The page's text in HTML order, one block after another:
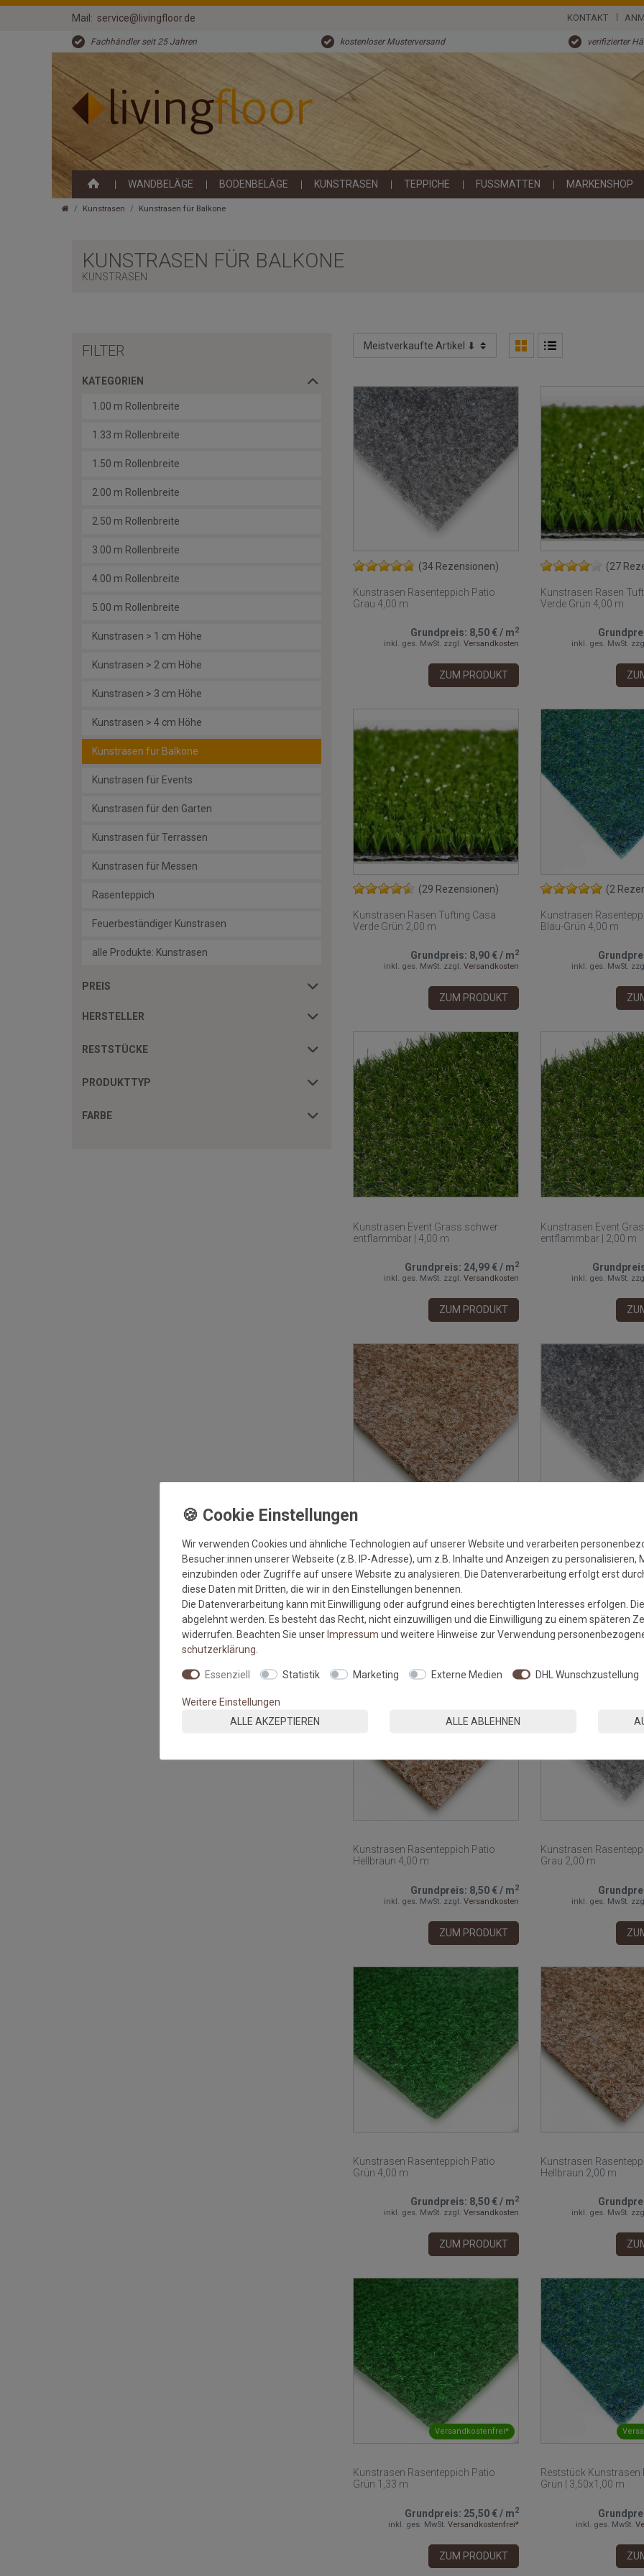
Mail: service@livingfloor.de KONTAKT
Fachhändler seit 25 Jahren kostenloser Musterversand verifizierter
WANDBELÄGE BODENBELÄGE KUNSTRASEN TEPPICHE FUSSMATTEN MARKENSHOP
Kunstrasen Kunstrasen für Balkone
KUNSTRASEN FÜR BALKONE
KUNSTRASEN
FILTER
KATEGORIEN
1.00 m Rollenbreite
1.33 m Rollenbreite
1.50 m Rollenbreite
2.00 m Rollenbreite
2.50 m Rollenbreite
3.00 m Rollenbreite
4.00 m Rollenbreite
5.00 m Rollenbreite
Kunstrasen > 1 cm Höhe
Kunstrasen > 2 cm Höhe
Kunstrasen > 3 cm Höhe
Kunstrasen > 4 cm Höhe
Kunstrasen für Balkone
Kunstrasen für Events
Kunstrasen für den Garten
Kunstrasen für Terrassen
Kunstrasen für Messen
Rasenteppich
Feuerbeständiger Kunstrasen
alle Produkte: Kunstrasen
PREIS
HERSTELLER
RESTSTÜCKE
PRODUKTTYP
FARBE
(34 Rezensionen)
Kunstrasen Rasenteppich Patio
Grau 4,00 m
Grundpreis: 8,50 €/ m2
inkl. ges. MwSt. zzgl.Versandkosten
ZUM PRODUKT
(27
Kunstrasen Rasen
Verde Grün 4,00 m
inkl. ges. MwSt.
(29 Rezensionen)
Kunstrasen Rasen Tufting Casa
Verde Grün 2,00 m
Grundpreis: 8,90 €/ m2
inkl. ges. MwSt. zzgl.Versandkosten
ZUM PRODUKT
(2
Kunstrasen
Blau-Grün 4,00 m
inkl. ges. MwSt.
Kunstrasen Event Grass schwer
entflammbar | 4,00 m
Grundpreis: 24,99 €/ m2
inkl. ges. MwSt. zzgl.Versandkosten
ZUM PRODUKT
Kunstrasen Event
entflammbar | 2,00 m
inkl. ges. MwSt.
Kunstrasen Rasenteppich Patio
Hellbraun 1,33 m
Grundpreis: 25,50 €/m2
inkl. ges. MwSt. Versandkostenfrei*
ZUM PRODUKT
Kunstrasen
Grau 2,50 m
Kunstrasen Rasenteppich Patio
Hellbraun 4,00 m
Grundpreis: 8,50 €/ m2
inkl. ges. MwSt. zzgl.Versandkosten
ZUM PRODUKT
Kunstrasen
Grau 2,00 m
inkl. ges. MwSt.
Kunstrasen Rasenteppich Patio
Grün 4,00 m
Grundpreis: 8,50 €/ m2
inkl. ges. MwSt. zzgl.Versandkosten
ZUM PRODUKT
Kunstrasen
Hellbraun 2,00 m
inkl. ges. MwSt.
Versandkostenfrei*
Kunstrasen Rasenteppich Patio
Grün 1,33 m
Grundpreis: 25,50 €/ m2
inkl. ges. MwSt. Versandkostenfrei*
ZUM PRODUKT
Reststück Kunstrasen
Grün | 3,50x1,00 m
inkl. ges. MwSt.
Wir verwenden Cookies und ähnliche Technologien auf unserer Website und verarbeiten
Besucher:innen unserer Webseite (z.B. IP-Adresse), um z.B. Inhalte und Anzeigen zu personalisieren,
einzubinden oder Zugriffe auf unsere Website zu analysieren. Die Datenverarbeitung erfolgt erst
diese Daten mit Dritten, die wir in den Einstellungen benennen.
Die Datenverarbeitung kann mit Einwilligung oder aufgrund eines berechtigten Interesses erfolgen.
abgelehnt werden. Es besteht das Recht, nicht einzuwilligen und die Einwilligung zu einem späteren
widerrufen. Beachten Sie unserImpressum und weitere Hinweise zur Verwendung
schutz­erklärung
Essenziell Statistik Marketing Externe Medien DHL Wunschzustellung
Weitere Einstellungen
ALLE AKZEPTIEREN
ALLE ABLEHNEN